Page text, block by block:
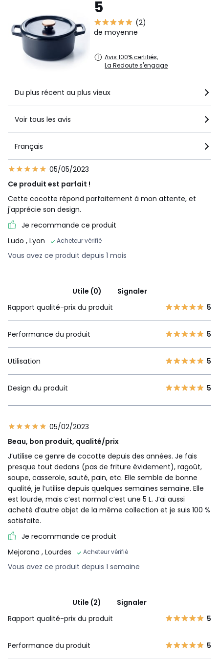
5
(2)
de moyenne
Avis 100% certifiés,
La Redoute s'engage
Du plus récent au plus vieux
Voir tous les avis
Français
05/05/2023
Ce produit est parfait !
Cette cocotte répond parfaitement à mon attente, et
j'apprécie son design.
Je recommande ce produit
Ludo , Lyon Acheteur vérifié
Vous avez ce produit depuis 1 mois
Utile (0)
Signaler
Rapport qualité-prix du produit
5
Performance du produit 5
Utilisation 5
Design du produit 5
05/02/2023
Beau, bon produit, qualité/prix
J’utilise ce genre de cocotte depuis des années. Je fais
presque tout dedans (pas de friture évidement), ragoût,
soupe, casserole, sauté, pain, etc. Elle semble de bonne
qualité, je l’utilise depuis quelques semaines semaine. Elle
est lourde, mais c’est normal c’est une 5 L. J’ai aussi
acheté d’autre objet de la même collection et je suis 100 %
satisfaite.
Je recommande ce produit
Mejorana , Lourdes Acheteur vérifié
Vous avez ce produit depuis 1 semaine
Utile (2)
Signaler
Rapport qualité-prix du produit
5
Performance du produit 5